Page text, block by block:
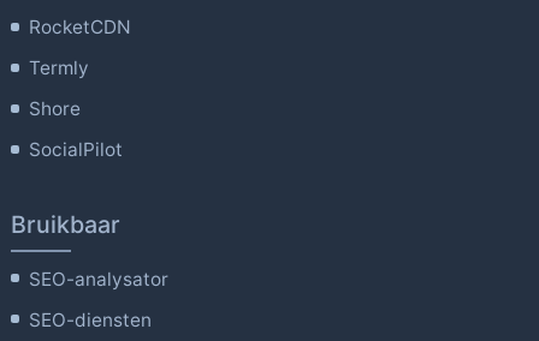
RocketCDN
Termly
Shore
SocialPilot
Bruikbaar
SEO-analysator
SEO-diensten